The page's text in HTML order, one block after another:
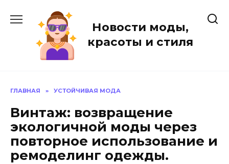
содержанию
Новости моды,
красоты и стиля
ГЛАВНАЯ » УСТОЙЧИВАЯ МОДА
Винтаж: возвращение
экологичной моды через
повторное использование и
ремоделинг одежды.